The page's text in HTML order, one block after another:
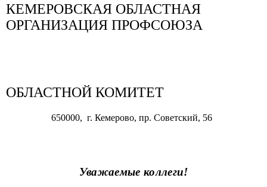
КЕМЕРОВСКАЯ ОБЛАСТНАЯ
ОРГАНИЗАЦИЯ ПРОФСОЮЗА
ОБЛАСТНОЙ КОМИТЕТ
650000, г. Кемерово, пр. Советский, 56
Уважаемые коллеги!